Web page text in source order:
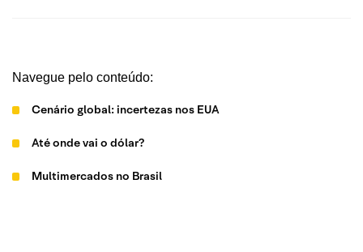
Navegue pelo conteúdo:
Cenário global: incertezas nos EUA
Até onde vai o dólar?
Multimercados no Brasil